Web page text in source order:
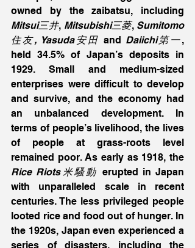
Mitsui三井, Mitsubishi三菱, Sumitomo
住友, Yasuda安田 and Daiichi第一,
held 34.5% of Japan’s deposits in
1929. Small and medium-sized
enterprises were difficult to develop
and survive, and the economy had
an unbalanced development. In
terms of people’s livelihood, the lives
of people at grass-roots level
remained poor. As early as 1918, the
Rice Riots米騷動 erupted in Japan
with unparalleled scale in recent
centuries. The less privileged people
looted rice and food out of hunger. In
the 1920s, Japan even experienced a